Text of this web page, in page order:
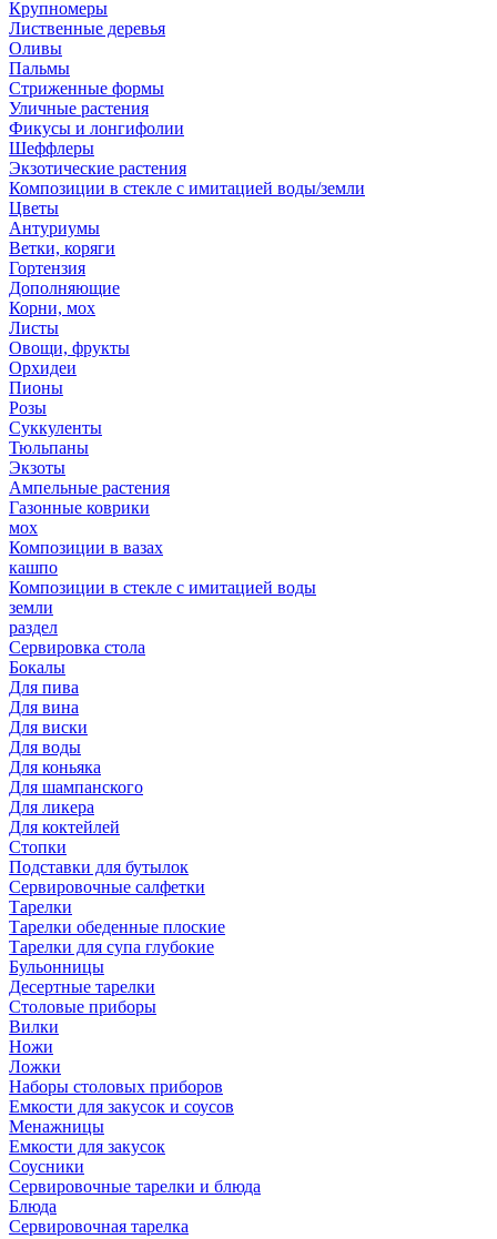
Крупномеры
Лиственные деревья
Оливы
Пальмы
Стриженные формы
Уличные растения
Фикусы и лонгифолии
Шеффлеры
Экзотические растения
Композиции в стекле с имитацией воды/земли
Цветы
Антуриумы
Ветки, коряги
Гортензия
Дополняющие
Корни, мох
Листы
Овощи, фрукты
Орхидеи
Пионы
Розы
Суккуленты
Тюльпаны
Экзоты
Ампельные растения
Газонные коврики
мох
Композиции в вазах
кашпо
Композиции в стекле с имитацией воды
земли
раздел
Сервировка стола
Бокалы
Для пива
Для вина
Для виски
Для воды
Для коньяка
Для шампанского
Для ликера
Для коктейлей
Стопки
Подставки для бутылок
Сервировочные салфетки
Тарелки
Тарелки обеденные плоские
Тарелки для супа глубокие
Бульонницы
Десертные тарелки
Столовые приборы
Вилки
Ножи
Ложки
Наборы столовых приборов
Емкости для закусок и соусов
Менажницы
Емкости для закусок
Соусники
Сервировочные тарелки и блюда
Блюда
Сервировочная тарелка